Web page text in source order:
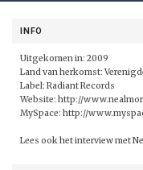
INFO
Uitgekomen in: 2009
Land van herkomst:
Label: Radiant Records
Website: http://
MySpace: http://
Lees ookhet interviewmet